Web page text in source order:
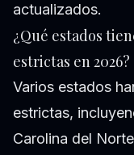
actualizados.
¿Qué estados
estrictas en 2026?
Varios estados
estrictas,
Carolina del